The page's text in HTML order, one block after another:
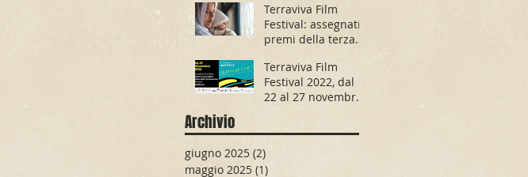
Terraviva Film
Festival: assegnati i
premi della terza
edizione
Terraviva Film
Festival 2022, dal
22 al 27 novembre
dal vivo e in
Archivio
giugno 2025 (2)
maggio 2025 (1)